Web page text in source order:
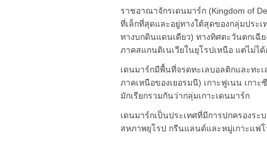
ราชอาณาจักรเดนมาร์ก (Kingdom of
ที่เล็กที่สุดและอยู่ทางใต้สุดของกลุ่มประ
ทางบกดินแดนเดียว) ทางทิศตะวันตกเฉี
ภาคสแกนดิเนเวียในยุโรปเหนือ แต่ไม่ไ
เดนมาร์กมีพื้นที่จรดทะเลบอลติกและท
ภาคเหนือของเยอรมนี) เกาะฟูเนน เกา
มักเรียกรวมกันว่ากลุ่มเกาะเดนมาร์ก
เดนมาร์กเป็นประเทศที่มีการปกครองร
สหภาพยุโรป กรีนแลนด์และหมู่เกาะแฟ